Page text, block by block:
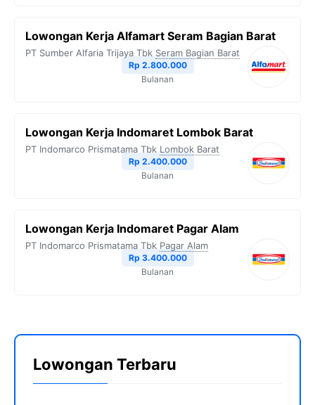
Lowongan Kerja Alfamart Seram Bagian Barat
PT Sumber Alfaria Trijaya Tbk Seram Bagian Barat
Rp 2.800.000
Bulanan
Lowongan Kerja Indomaret Lombok Barat
PT Indomarco Prismatama Tbk Lombok Barat
Rp 2.400.000
Bulanan
Lowongan Kerja Indomaret Pagar Alam
PT Indomarco Prismatama Tbk Pagar Alam
Rp 3.400.000
Bulanan
Lowongan Terbaru